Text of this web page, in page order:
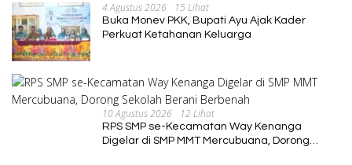
4 Agustus 2026 15 Lihat
Buka Monev PKK, Bupati Ayu Ajak Kader
Perkuat Ketahanan Keluarga
10 Agustus 2026 12 Lihat
RPS SMP se-Kecamatan Way Kenanga
Digelar di SMP MMT Mercubuana, Dorong